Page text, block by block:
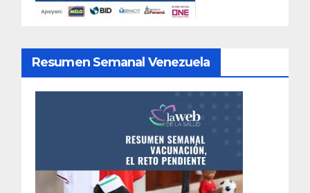
Resumen Semanal Venezuela